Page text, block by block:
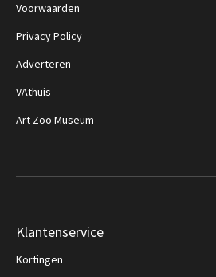
Voorwaarden
Privacy Policy
Adverteren
VAthuis
Art Zoo Museum
Klantenservice
Kortingen